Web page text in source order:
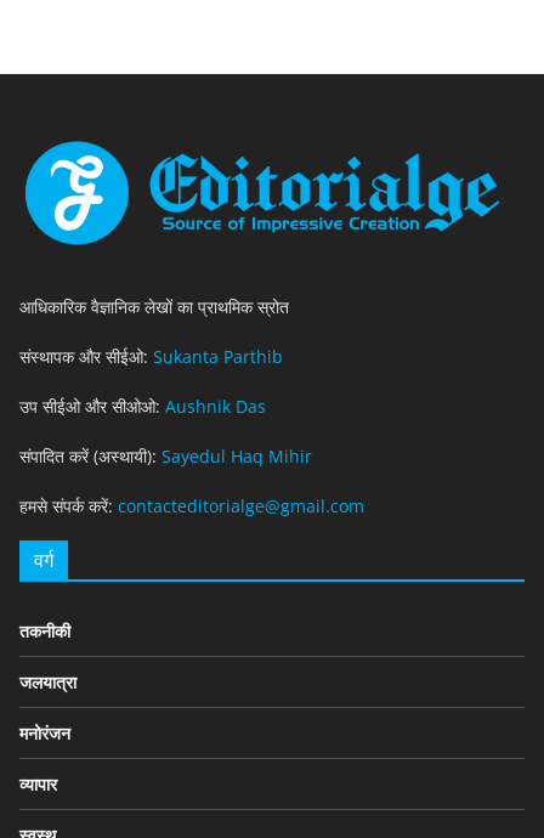
आधिकारिक वैज्ञानिक लेखों का प्राथमिक स्रोत
संस्थापक और सीईओ: Sukanta Parthib
उप सीईओ और सीओओ: Aushnik Das
संपादित करें (अस्थायी): Sayedul Haq Mihir
हमसे संपर्क करें: contacteditorialge@gmail.com
वर्ग
तकनीकी
जलयात्रा
मनोरंजन
व्यापार